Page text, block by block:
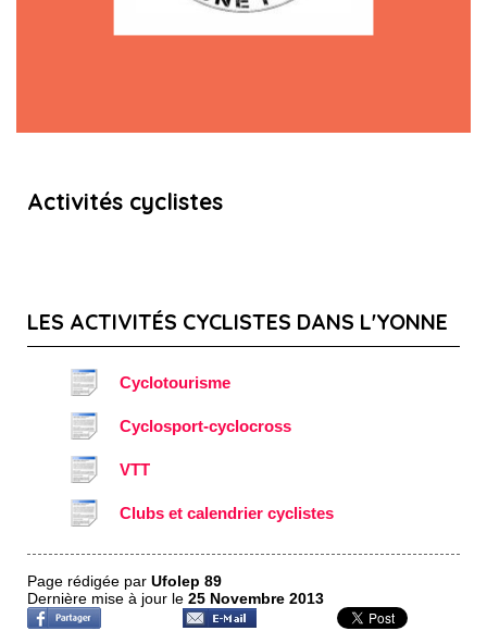
Activités cyclistes
LES ACTIVITÉS CYCLISTES DANS L'YONNE
Cyclotourisme
Cyclosport-cyclocross
VTT
Clubs et calendrier cyclistes
Page rédigée par Ufolep 89
Dernière mise à jour le 25 Novembre 2013